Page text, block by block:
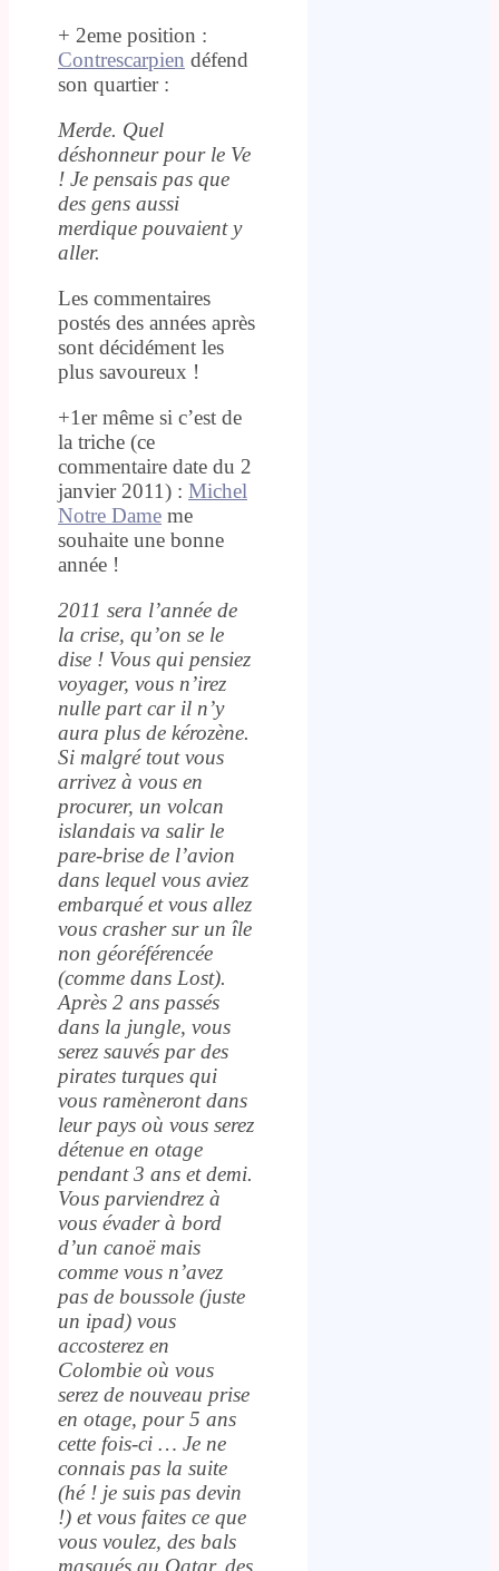
+ 2eme position :
Contrescarpien défend
son quartier :
Merde. Quel
déshonneur pour le Ve
! Je pensais pas que
des gens aussi
merdique pouvaient y
aller.
Les commentaires
postés des années après
sont décidément les
plus savoureux !
+1er même si c’est de
la triche (ce
commentaire date du 2
janvier 2011) : Michel
Notre Dame me
souhaite une bonne
année !
2011 sera l’année de
la crise, qu’on se le
dise ! Vous qui pensiez
voyager, vous n’irez
nulle part car il n’y
aura plus de kérozène.
Si malgré tout vous
arrivez à vous en
procurer, un volcan
islandais va salir le
pare-brise de l’avion
dans lequel vous aviez
embarqué et vous allez
vous crasher sur un île
non géoréférencée
(comme dans Lost).
Après 2 ans passés
dans la jungle, vous
serez sauvés par des
pirates turques qui
vous ramèneront dans
leur pays où vous serez
détenue en otage
pendant 3 ans et demi.
Vous parviendrez à
vous évader à bord
d’un canoë mais
comme vous n’avez
pas de boussole (juste
un ipad) vous
accosterez en
Colombie où vous
serez de nouveau prise
en otage, pour 5 ans
cette fois-ci … Je ne
connais pas la suite
(hé ! je suis pas devin
!) et vous faites ce que
vous voulez, des bals
masqués au Qatar, des